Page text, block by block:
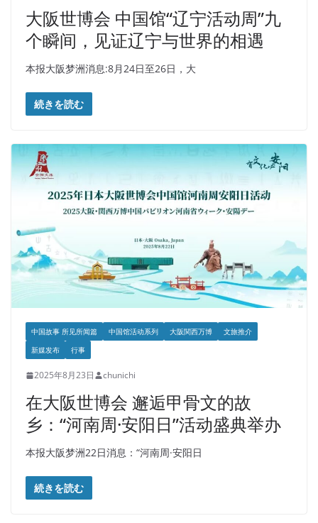
大阪世博会 中国馆“辽宁活动周”九
个瞬间，见证辽宁与世界的相遇
本报大阪梦洲消息:8月24日至26日，大
続きを読む
中国故事 所见所闻篇 中国馆活动系列 大阪関西万博
文旅推介
新媒发布
行事
2025年8月23日 chunichi
在大阪世博会 邂逅甲骨文的故
乡：“河南周·安阳日”活动盛典举办
本报大阪梦洲22日消息：“河南周·安阳日
続きを読む